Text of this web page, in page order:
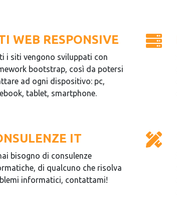
WEB RESPONSIVE
i siti vengono sviluppati con
bootstrap, così da potersi
ad ogni dispositivo: pc,
tablet, smartphone.
IT
bisogno di consulenze
di qualcuno che risolva
informatici, contattami!